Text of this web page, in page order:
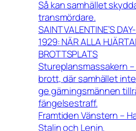
Så kan samhället
transmördare.
SAINT VALENTINE’S
1929: NÄR ALLA
BROTTSPLATS
Stureplansmassakern
brott, där samhället
ge gärningsmännen
fängelsestraff.
Framtiden Vänstern –
Stalin och Lenin.